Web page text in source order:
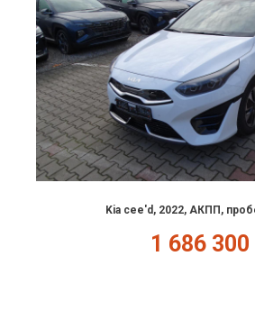
Kia cee'd, 2022, АКПП,
1 686 300